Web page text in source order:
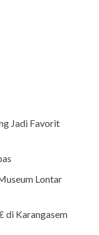
Jadi Favorit
Lontar
di Karangasem